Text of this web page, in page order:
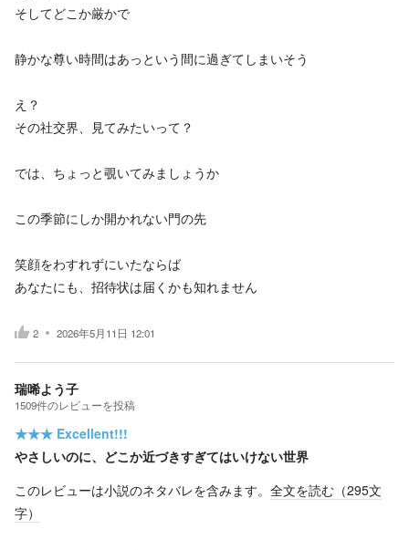
そしてどこか厳かで
静かな尊い時間はあっという間に過ぎてしまいそう
え？
その社交界、見てみたいって？
では、ちょっと覗いてみましょうか
この季節にしか開かれない門の先
笑顔をわすれずにいたならば
あなたにも、招待状は届くかも知れません
2 2026年5月11日 12:01
瑞唏よう子
1509件のレビューを投稿
★★★ Excellent!!!
やさしいのに、どこか近づきすぎてはいけない世界
このレビューは小説のネタバレを含みます。 全文を読む（295文
字）